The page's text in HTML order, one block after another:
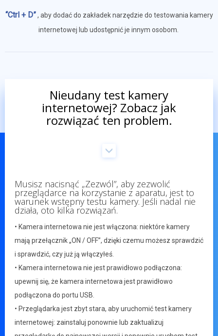
“Ctrl + D”, aby dodać do zakładek narzędzie do testowania kamery
internetowej lub udostępnić je innym osobom.
Nieudany test kamery
internetowej? Zobacz jak
rozwiązać ten problem.
Musisz nacisnąć „Zezwól”, aby zezwolić
przeglądarce na korzystanie z aparatu, jest to
warunek wstępny testu kamery. Jeśli nadal nie
działa, oto kilka rozwiązań.
• Kamera internetowa nie jest włączona: niektóre kamery
mają przełącznik „ON / OFF”, dzięki czemu możesz sprawdzić
i sprawdzić, czy już ją włączyłeś.
• Kamera internetowa nie jest prawidłowo podłączona:
upewnij się, że kamera internetowa jest prawidłowo
podłączona do portu USB.
• Przeglądarka jest zbyt stara, aby uruchomić test kamery
internetowej: zainstaluj ponownie lub zaktualizuj